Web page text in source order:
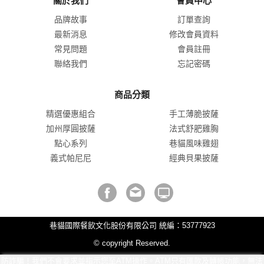
品牌故事
最新消息
常見問題
聯絡我們
訂單查詢
修改會員資料
會員註冊
忘記密碼
商品分類
精選優惠組合
手工薄脆披薩
加州厚圓披薩
法式舒肥雞胸
點心系列
巷貓風味雞翅
義式帕尼尼
經典貝果披薩
巷貓國際餐飲文化股份有限公司 統編：53777923
© copyright Reserved.